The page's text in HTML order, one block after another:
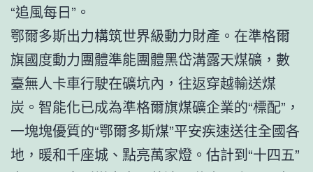
“追風每日”。
鄂爾多斯出力構筑世界級動力財產。在準格爾
旗國度動力團體準能團體黑岱溝露天煤礦，數
臺無人卡車行駛在礦坑內，往返穿越輸送煤
炭。智能化已成為準格爾旗煤礦企業的“標配”，
一塊塊優質的“鄂爾多斯煤”平安疾速送往全國各
地，暖和千座城、點亮萬家燈。估計到“十四五”